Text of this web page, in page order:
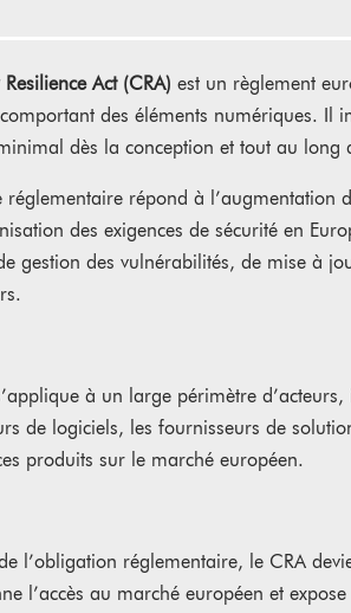
Act (CRA) est un règlement
des éléments numériques. Il
dès la conception et tout au long
réglementaire répond à l’augmentation
des exigences de sécurité en
gestion des vulnérabilités, de mise à
à un large périmètre
de logiciels, les fournisseurs de
produits sur le marché européen.
l’obligation réglementaire, le CRA
l’accès au marché européen et